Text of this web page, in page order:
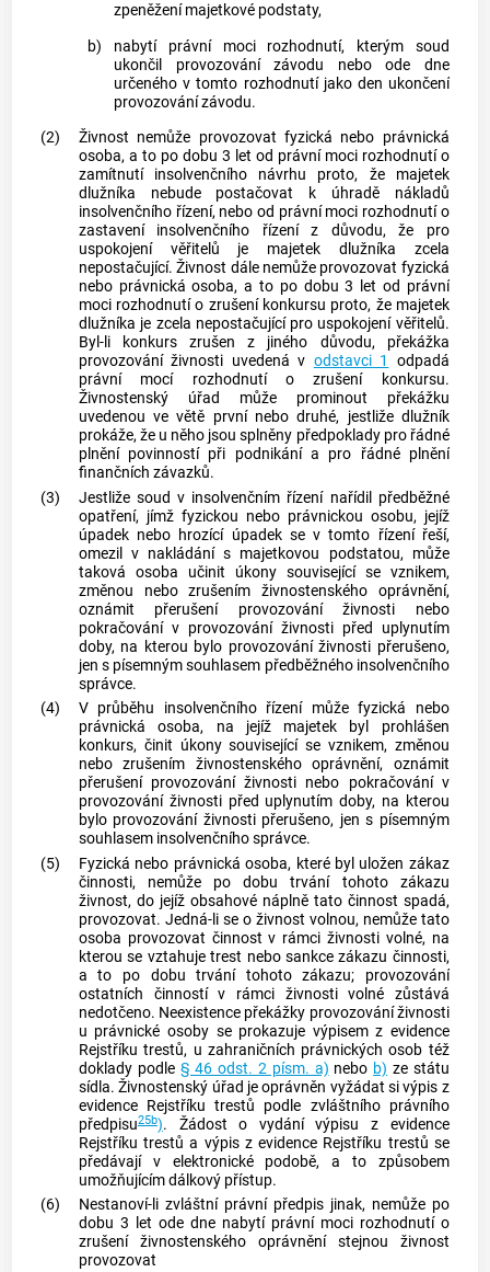
zpeněžení majetkové podstaty,
b)
nabytí právní moci rozhodnutí, kterým soud
ukončil provozování závodu nebo ode dne
určeného v tomto rozhodnutí jako den ukončení
provozování závodu.
(2)
Živnost nemůže provozovat fyzická nebo právnická
osoba, a to po dobu 3 let od právní moci rozhodnutí o
zamítnutí insolvenčního návrhu proto, že majetek
dlužníka nebude postačovat k úhradě nákladů
insolvenčního řízení, nebo od právní moci rozhodnutí o
zastavení insolvenčního řízeníz důvodu, že pro
uspokojení věřitelů je majetek dlužníka zcela
nepostačující.Živnost dále nemůže provozovat fyzická
nebo právnická osoba, a to po dobu 3 let od právní
moci rozhodnutí o zrušení konkursu proto, že majetek
dlužníka je zcela nepostačující pro uspokojení věřitelů.
Byl-li konkurs zrušen z jiného důvodu, překážka
provozováníživnosti uvedená v odstavci 1
odpadá
právní mocí rozhodnutí o zrušení konkursu.
Živnostenský úřad může prominout překážku
uvedenou ve větě první nebo druhé, jestliže dlužník
prokáže, že u něho jsou splněny předpoklady pro řádné
plnění povinností při podnikání a pro řádné plnění
finančních závazků.
(3)
Jestliže soud v insolvenčním řízenínařídil předběžné
opatření, jímž fyzickou nebo právnickou osobu, jejíž
úpadek nebo hrozící úpadek se v tomto řízení řeší,
omezil v nakládání s majetkovou podstatou, může
taková osoba učinit úkony související se vznikem,
změnou nebo zrušením živnostenského oprávnění,
oznámit přerušení provozováníživnosti nebo
pokračování v provozování živnostipřed uplynutím
doby, na kterou bylo provozováníživnosti přerušeno,
jen s písemným souhlasem předběžného insolvenčního
správce.
(4)
V průběhu insolvenčního řízenímůže fyzická nebo
právnická osoba, na jejíž majetek byl prohlášen
konkurs, činit úkony související se vznikem, změnou
nebo zrušením živnostenského oprávnění, oznámit
přerušení provozováníživnosti nebo pokračování v
provozování živnostipřed uplynutím doby, na kterou
bylo provozování živnostipřerušeno, jen s písemným
souhlasem insolvenčního správce.
(5)
Fyzická nebo právnická osoba, které byl uložen zákaz
činnosti, nemůže po dobu trvání tohoto zákazu
živnost, do jejíž obsahové náplně tato činnost spadá,
provozovat. Jedná-li se o živnost volnou, nemůže tato
osoba provozovat činnost v rámciživnosti volné, na
kterou se vztahuje trest nebo sankce zákazu činnosti,
a to po dobu trvání tohoto zákazu; provozování
ostatních činností v rámci živnostivolné zůstává
nedotčeno. Neexistence překážky provozováníživnosti
u právnické osoby se prokazuje výpisem z evidence
Rejstříku trestů, u zahraničních právnických osob též
doklady podle § 46 odst. 2 písm. a) nebo b) ze státu
sídla. Živnostenský úřad je oprávněn vyžádat si výpis z
evidence Rejstříku trestů podle zvláštního právního
předpisu25b). Žádost o vydání výpisu z evidence
Rejstříku trestů a výpis z evidence Rejstříku trestů se
předávají v elektronické podobě, a to způsobem
umožňujícím dálkový přístup.
(6)
Nestanoví-li zvláštní právní předpis jinak, nemůže po
dobu 3 let ode dne nabytí právní moci rozhodnutí o
zrušení živnostenského oprávnění stejnou živnost
provozovat